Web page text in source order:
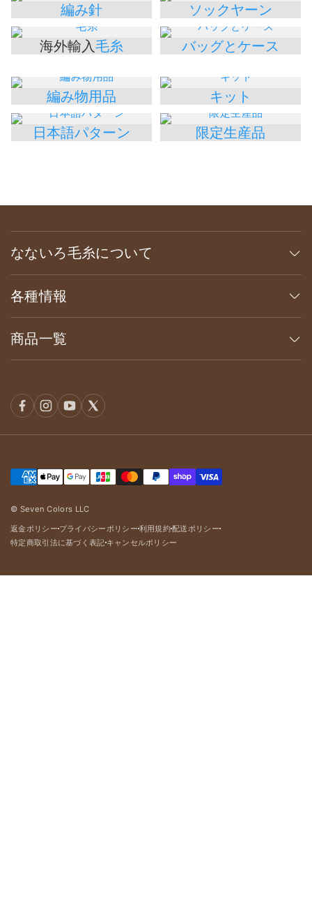
編み針 ソックヤーン
海外輸入毛糸 バッグとケース
編み物用品 キット
日本語パターン 限定生産品
なないろ毛糸について
各種情報
商品一覧
© Seven Colors LLC
返金ポリシー
dot
プライバシーポリシー
dot
利用規約
dot
配送ポリシー
特定商取引法に基づく表記
dot
キャンセルポリシー